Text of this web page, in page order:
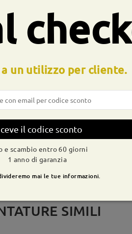
clienti con la storia dell'allergia al
CONSEGNA
Spedito
SIMILI
un utilizzo per cliente.
il codice sconto
e scambio entro 60 giorni
1 anno di garanzia
mai le tue informazioni.